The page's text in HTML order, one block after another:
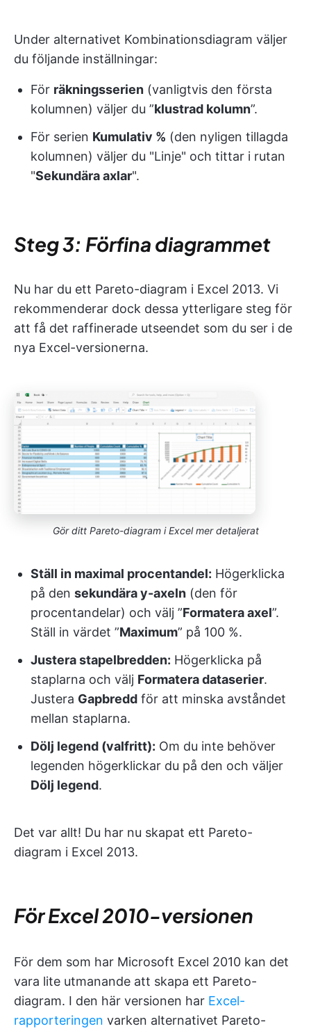
Under alternativet Kombinationsdiagram väljer
du följande inställningar:
För räkningsserien (vanligtvis den första
kolumnen) väljer du ”klustrad kolumn”.
För serien Kumulativ % (den nyligen tillagda
kolumnen) väljer du "Linje" och tittar i rutan
"Sekundära axlar".
Steg 3: Förfina diagrammet
Nu har du ett Pareto-diagram i Excel 2013. Vi
rekommenderar dock dessa ytterligare steg för
att få det raffinerade utseendet som du ser i de
nya Excel-versionerna.
Gör ditt Pareto-diagram i Excel mer detaljerat
Ställ in maximal procentandel: Högerklicka
på den sekundära y-axeln (den för
procentandelar) och välj ”Formatera axel”.
Ställ in värdet ”Maximum” på 100 %.
Justera stapelbredden: Högerklicka på
staplarna och välj Formatera dataserier.
Justera Gapbredd för att minska avståndet
mellan staplarna.
Dölj legend (valfritt): Om du inte behöver
legenden högerklickar du på den och väljer
Dölj legend.
Det var allt! Du har nu skapat ett Pareto-
diagram i Excel 2013.
För Excel 2010-versionen
För dem som har Microsoft Excel 2010 kan det
vara lite utmanande att skapa ett Pareto-
diagram. I den här versionen har Excel-
rapporteringen varken alternativet Pareto-